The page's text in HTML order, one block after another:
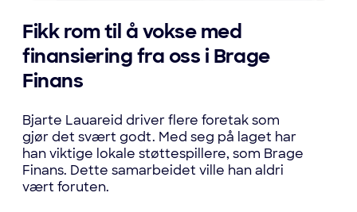
Fikk rom til å vokse med
finansiering fra oss i Brage
Finans
Bjarte Lauareid driver flere foretak som
gjør det svært godt. Med seg på laget har
han viktige lokale støttespillere, som Brage
Finans. Dette samarbeidet ville han aldri
vært foruten.